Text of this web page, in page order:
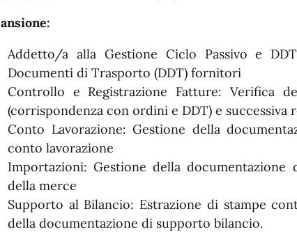
Addetto/a alla Gestione Ciclo Passivo e
Documenti di Trasporto (DDT) fornitori
Controllo e Registrazione Fatture: Verifica
(corrispondenza con ordini e DDT) e successiva
Conto Lavorazione: Gestione della
conto lavorazione
Importazioni: Gestione della documentazione
della merce
Supporto al Bilancio: Estrazione di stampe
della documentazione di supporto bilancio.